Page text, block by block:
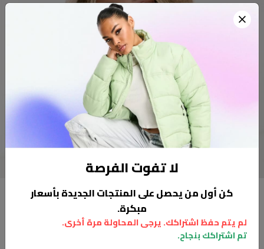
Happy Clients
Hear what they say about us
لا تفوت الفرصة
كن أول من يحصل على المنتجات الجديدة بأسعار
مبكرة.
لم يتم حفظ اشتراكك. يرجى المحاولة مرة أخرى.
تم اشتراكك بنجاح.